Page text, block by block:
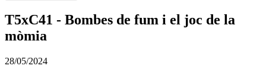
T5xC41 - Bombes de fum i el joc de la
mòmia
28/05/2024